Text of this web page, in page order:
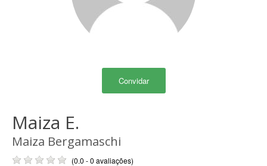
Convidar
Maiza E.
Maiza Bergamaschi
(0.0 - 0 avaliações)